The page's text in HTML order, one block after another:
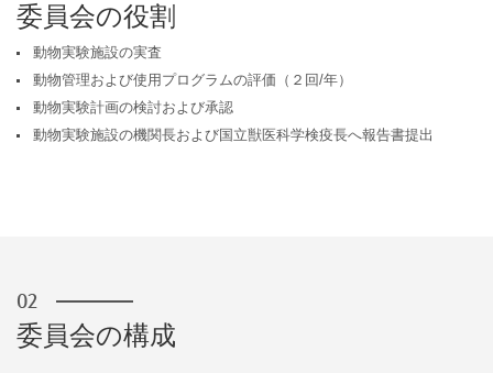
委員会の役割
動物実験施設の実査
動物管理および使用プログラムの評価（２回/年）
動物実験計画の検討および承認
動物実験施設の機関長および国立獣医科学検疫長へ報告書提出
委員会の構成